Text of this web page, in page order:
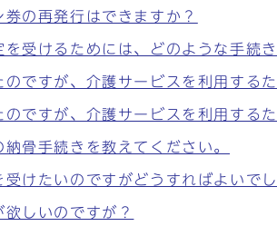
の再発行はできますか？
受けるためには、どのような手続
のですが、介護サービスを利用する
のですが、介護サービスを利用する
骨手続きを教えてください。
けたいのですがどうすればよいでし
しいのですが？